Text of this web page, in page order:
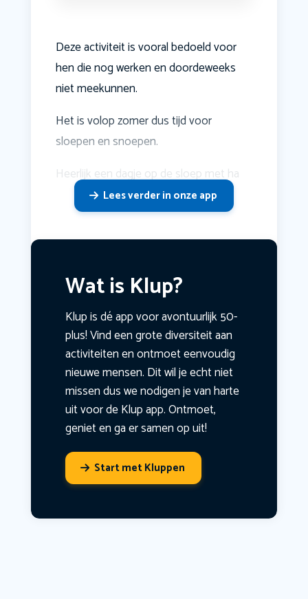
Deze activiteit is vooral bedoeld voor
hen die nog werken en doordeweeks
niet meekunnen.
Het is volop zomer dus tijd voor
sloepen en snoepen.
Heerlijk een dagje op de sloep met ha
Lees verder in onze app
Wat is Klup?
Klup is dé app voor avontuurlijk 50-
plus! Vind een grote diversiteit aan
activiteiten en ontmoet eenvoudig
nieuwe mensen. Dit wil je echt niet
missen dus we nodigen je van harte
uit voor de Klup app. Ontmoet,
geniet en ga er samen op uit!
Start met Kluppen